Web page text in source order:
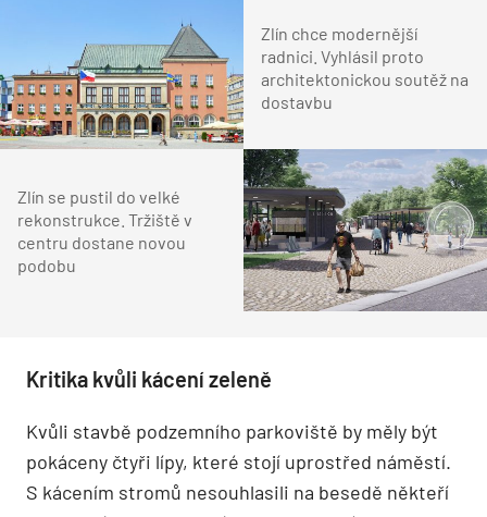
Zlín chce modernější
radnici. Vyhlásil proto
architektonickou soutěž na
dostavbu
Zlín se pustil do velké
rekonstrukce. Tržiště v
centru dostane novou
podobu
Kritika kvůli kácení zeleně
Kvůli stavbě podzemního parkoviště by měly být
pokáceny čtyři lípy, které stojí uprostřed náměstí.
S kácením stromů nesouhlasili na besedě někteří